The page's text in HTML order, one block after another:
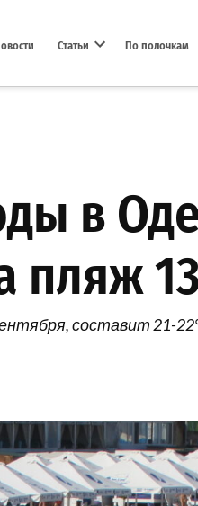
Статьи По полочкам
в
пляж
составит 21-